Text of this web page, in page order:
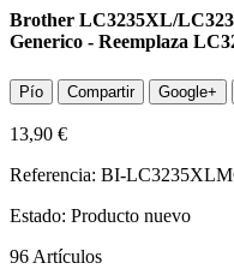
Brother LC3235XL/
Generico - Reemplaza
Pío Compartir Google+
13,90 €
Referencia: BI-
Estado: Producto nuevo
96 Artículos